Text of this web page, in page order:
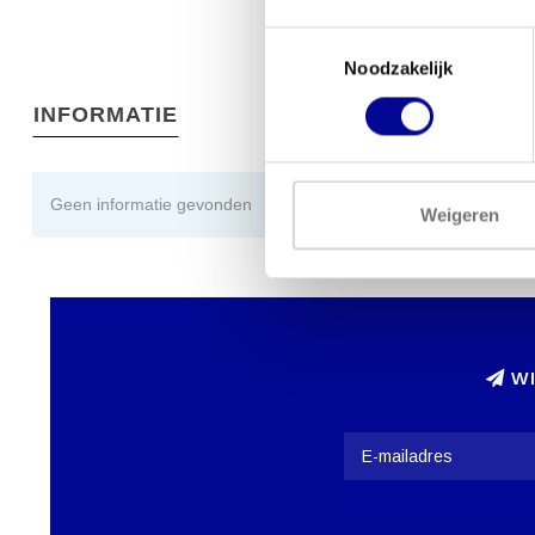
Noodzakelijk
Weigeren
INFORMATIE
Geen informatie gevonden